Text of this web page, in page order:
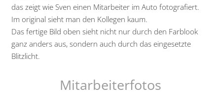
das zeigt wie Sven einen Mitarbeiter im Auto fotografiert.
Im original sieht man den Kollegen kaum.
Das fertige Bild oben sieht nicht nur durch den Farblook
ganz anders aus, sondern auch durch das eingesetzte
Blitzlicht.
Mitarbeiterfotos